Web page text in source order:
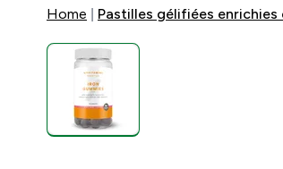
Home Pastilles gélifiées enrichies